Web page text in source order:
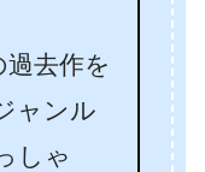
去作を
ャンル
しゃ